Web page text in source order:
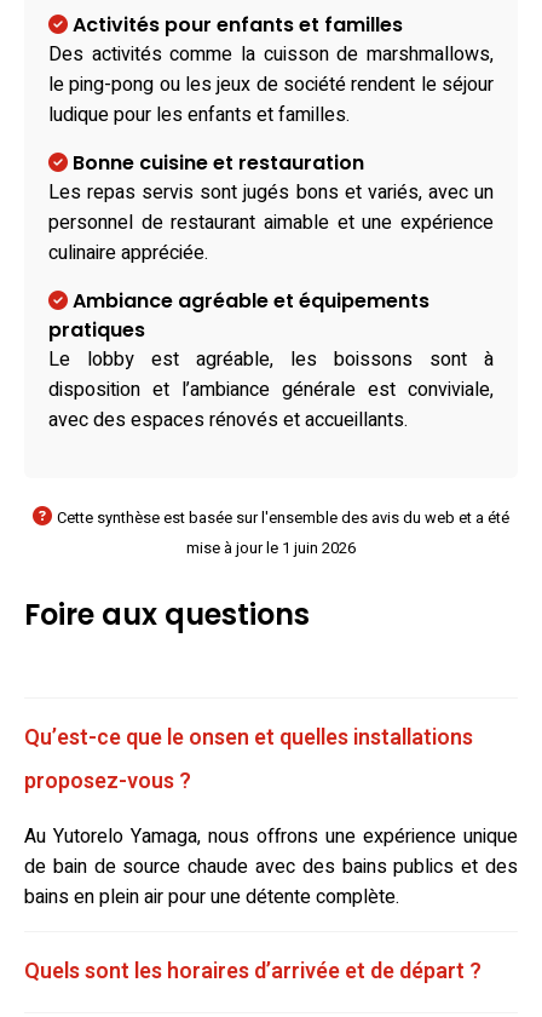
Activités pour enfants et familles
Des activités comme la cuisson de marshmallows,
le ping-pong ou les jeux de société rendent le séjour
ludique pour les enfants et familles.
Bonne cuisine et restauration
Les repas servis sont jugés bons et variés, avec un
personnel de restaurant aimable et une expérience
culinaire appréciée.
Ambiance agréable et équipements
pratiques
Le lobby est agréable, les boissons sont à
disposition et l’ambiance générale est conviviale,
avec des espaces rénovés et accueillants.
Cette synthèse est basée sur l'ensemble des avis du web et a été
mise à jour le 1 juin 2026
Foire aux questions
Qu’est-ce que le onsen et quelles installations
proposez-vous ?
Au Yutorelo Yamaga, nous offrons une expérience unique
de bain de source chaude avec des bains publics et des
bains en plein air pour une détente complète.
Quels sont les horaires d’arrivée et de départ ?